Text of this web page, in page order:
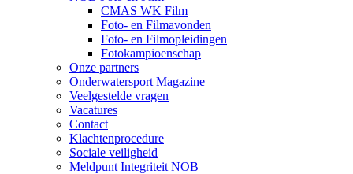
CMAS WK Film
Foto- en Filmavonden
Foto- en Filmopleidingen
Fotokampioenschap
Onze partners
Onderwatersport Magazine
Veelgestelde vragen
Vacatures
Contact
Klachtenprocedure
Sociale veiligheid
Meldpunt Integriteit NOB